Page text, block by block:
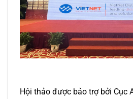
Hội thảo được bảo trợ bởi Cục